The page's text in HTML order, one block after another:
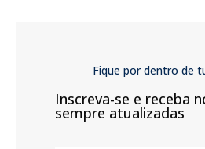
Fique por dentro de
Inscreva-se e receba
sempre atualizadas